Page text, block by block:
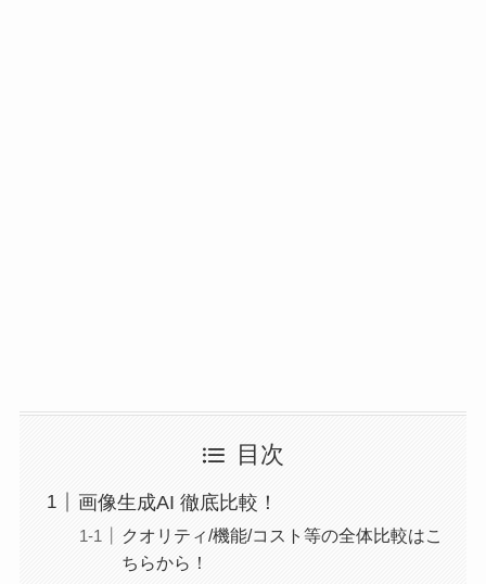
目次
画像生成AI 徹底比較！
クオリティ/機能/コスト等の全体比較はこ
ちらから！